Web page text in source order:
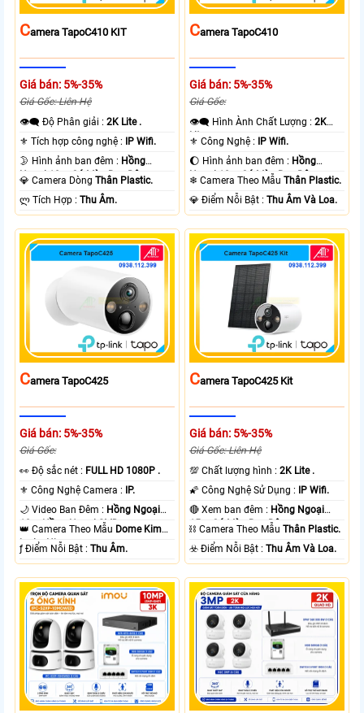
CAmera TapoC410 KIT
Giá bán: 5%-35%
Giá Gốc: Liên Hệ
👁️‍🗨 Độ Phân giải :2K Lite .
⚜️ Tích hợp công nghệ : IP Wifi.
🌛 Hình ảnh ban đêm : Hồng
Ngoại 10m Có Màu Ban Ðêm.
💎 Camera DòngThân Plastic.
️ლ Tích Hợp :Thu Âm.
CAmera TapoC410
Giá bán: 5%-35%
Giá Gốc:
👁️‍🗨 Hình Ành Chất Lượng :2K
Lite .
⚜️ Công Nghệ : IP Wifi.
🌔 Hình ảnh ban đêm : Hồng
Ngoại 10m Có Màu Ban Ðêm.
❄ Camera Theo MẫuThân Plastic.
️💎 Điểm Nỗi Bật :Thu Âm Và Loa.
CAmera TapoC425
Giá bán: 5%-35%
Giá Gốc:
️👀 Độ sắc nét : FULL HD 1080P .
⚜️ Công Nghệ Camera : IP.
🌙 Video Ban Đêm : Hồng Ngoại
10m Hồng Ngoại SMD.
👑 Camera Theo Mẫu Dome Kim
loại + Nhựa.
️ƒ Điểm Nỗi Bật :Thu Âm.
CAmera TapoC425 Kit
Giá bán: 5%-35%
Giá Gốc: Liên Hệ
💯 Chất lượng hình :2K Lite .
🌠 Công Nghệ Sử Dụng : IP Wifi.
🔴 Xem ban đêm : Hồng Ngoại
15m Có Màu Ban Ðêm.
⛓ Camera Theo MẫuThân Plastic.
️☣️ Điểm Nỗi Bật :Thu Âm Và Loa.